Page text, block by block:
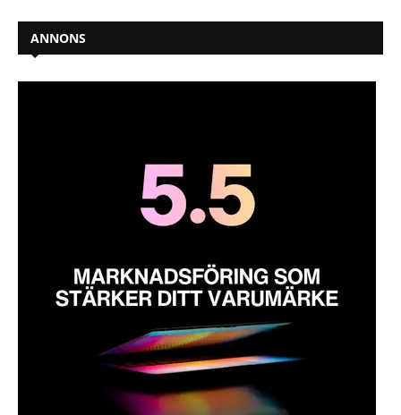
ANNONS